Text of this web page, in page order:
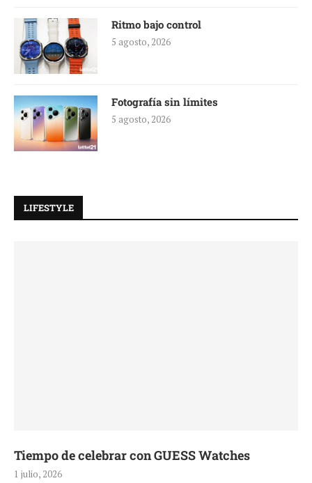
Ritmo bajo control
5 agosto, 2026
Fotografía sin límites
5 agosto, 2026
LIFESTYLE
Tiempo de celebrar con GUESS Watches
1 julio, 2026